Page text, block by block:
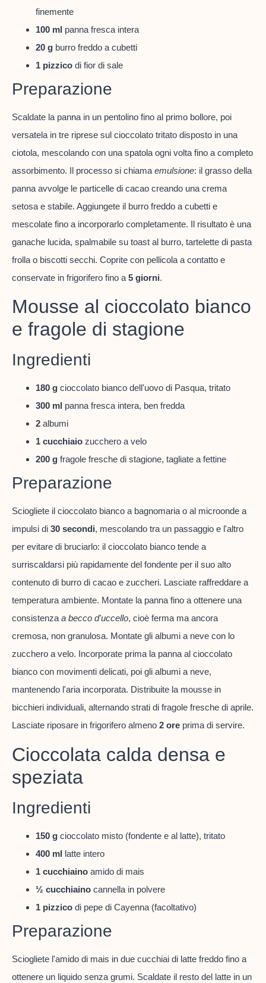
finemente
100 ml panna fresca intera
20 g burro freddo a cubetti
1 pizzico di fior di sale
Preparazione
Scaldate la panna in un pentolino fino al primo bollore, poi
versatela in tre riprese sul cioccolato tritato disposto in una
ciotola, mescolando con una spatola ogni volta fino a completo
assorbimento. Il processo si chiama emulsione: il grasso della
panna avvolge le particelle di cacao creando una crema
setosa e stabile. Aggiungete il burro freddo a cubetti e
mescolate fino a incorporarlo completamente. Il risultato è una
ganache lucida, spalmabile su toast al burro, tartelette di pasta
frolla o biscotti secchi. Coprite con pellicola a contatto e
conservate in frigorifero fino a 5 giorni.
Mousse al cioccolato bianco
e fragole di stagione
Ingredienti
180 g cioccolato bianco dell'uovo di Pasqua, tritato
300 ml panna fresca intera, ben fredda
2 albumi
1 cucchiaio zucchero a velo
200 g fragole fresche di stagione, tagliate a fettine
Preparazione
Sciogliete il cioccolato bianco a bagnomaria o al microonde a
impulsi di 30 secondi, mescolando tra un passaggio e l'altro
per evitare di bruciarlo: il cioccolato bianco tende a
surriscaldarsi più rapidamente del fondente per il suo alto
contenuto di burro di cacao e zuccheri. Lasciate raffreddare a
temperatura ambiente. Montate la panna fino a ottenere una
consistenza a becco d'uccello, cioè ferma ma ancora
cremosa, non granulosa. Montate gli albumi a neve con lo
zucchero a velo. Incorporate prima la panna al cioccolato
bianco con movimenti delicati, poi gli albumi a neve,
mantenendo l'aria incorporata. Distribuite la mousse in
bicchieri individuali, alternando strati di fragole fresche di aprile.
Lasciate riposare in frigorifero almeno 2 ore prima di servire.
Cioccolata calda densa e
speziata
Ingredienti
150 g cioccolato misto (fondente e al latte), tritato
400 ml latte intero
1 cucchiaino amido di mais
½ cucchiaino cannella in polvere
1 pizzico di pepe di Cayenna (facoltativo)
Preparazione
Sciogliete l'amido di mais in due cucchiai di latte freddo fino a
ottenere un liquido senza grumi. Scaldate il resto del latte in un